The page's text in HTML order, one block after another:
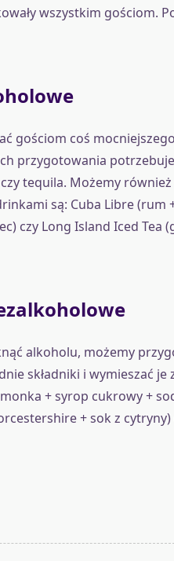
wszystkim gościom.
gościom coś
przygotowania
tequila. Możemy
są: Cuba Libre
czy Long Island Iced Tea
alkoholu, możemy
składniki i wymieszać
+ syrop cukrowy +
+ sok z